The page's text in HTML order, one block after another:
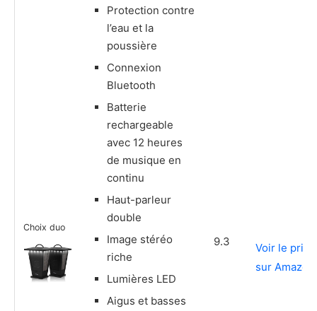
Choix duo
Protection contre
l’eau et la
poussière
Connexion
Bluetooth
Batterie
rechargeable
avec 12 heures
de musique en
continu
Haut-parleur
double
Image stéréo
riche
Lumières LED
Aigus et basses
9.3
Voir le prix
sur Amazon